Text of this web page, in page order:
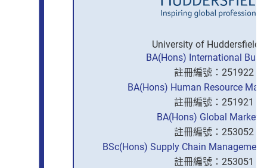
University of Huddersfield,
BA(Hons) International
註冊編號：251922
BA(Hons) Human Resource
註冊編號：251921
BA(Hons) Global
註冊編號：253052
BSc(Hons) Supply Chain
註冊編號：253051